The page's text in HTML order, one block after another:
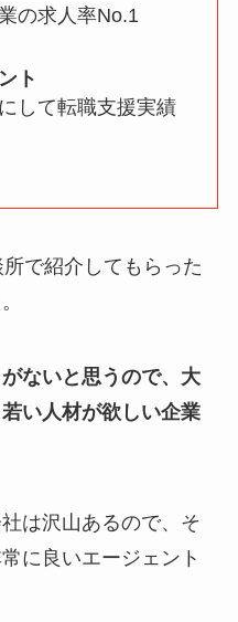
の求人率No.1
ト
して転職支援実績
で紹介してもらった
ないと思うので、大
い人材が欲しい企業
は沢山あるので、そ
に良いエージェント